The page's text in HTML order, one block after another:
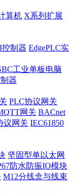
算机 X系列扩展
控制器 EdgePLC实
工业单板电脑
器
PLC协议网关
网关 BACnet
议网关 IEC61850
坚固型单以太网
防水防振IO模块
M12分线盒与线束